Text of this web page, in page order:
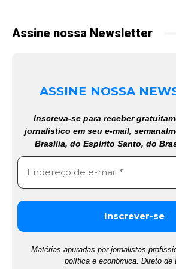
Assine nossa Newsletter
ASSINE NOSSA
Inscreva-se para receber
jornalístico em seu e-mail,
Brasília, do Espírito Santo, do
Matérias apuradas por jornalistas
política e econômica. Direto de